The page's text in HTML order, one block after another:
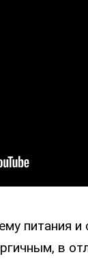
питания и
в